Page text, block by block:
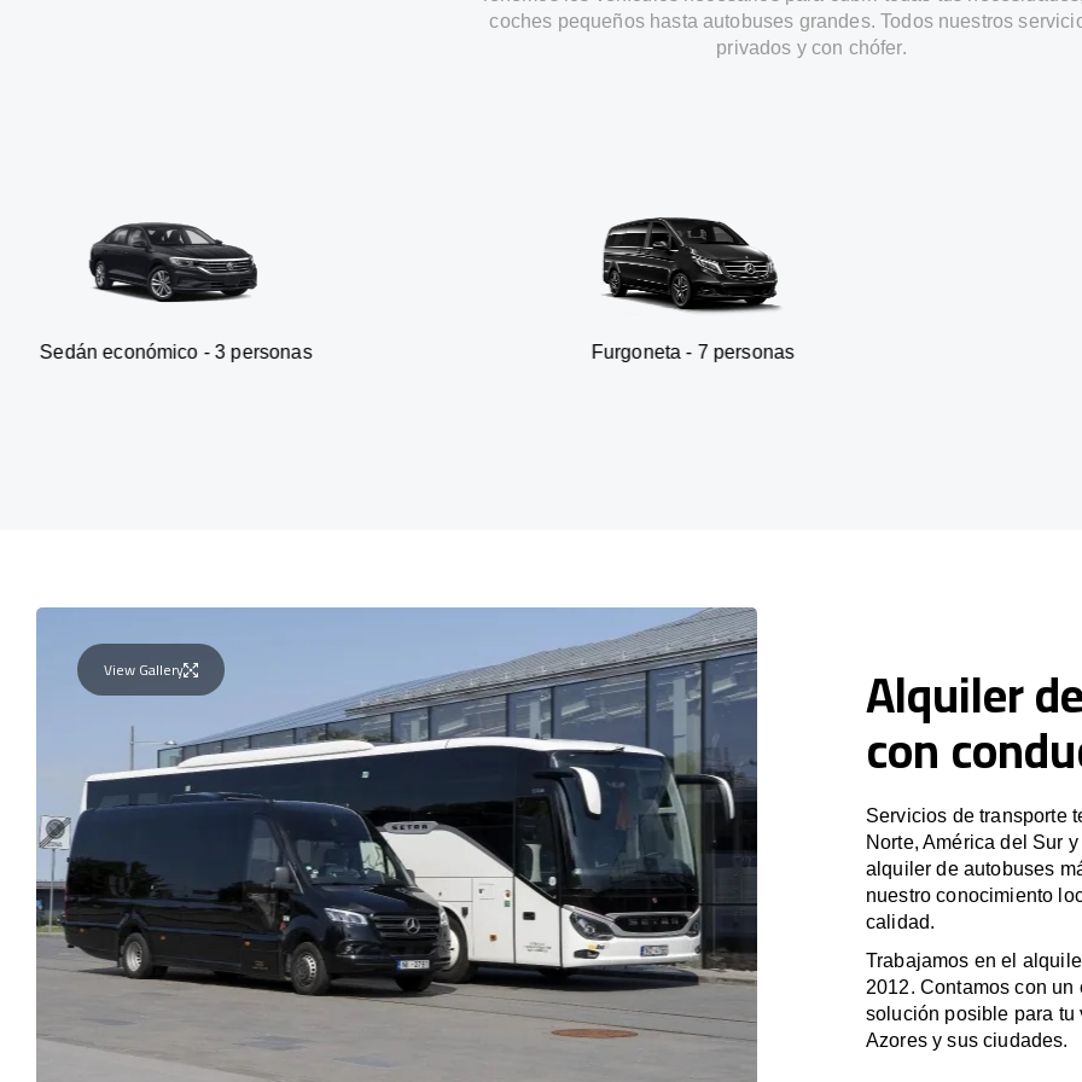
coches pequeños hasta autobuses grandes. Todos nuestros
privados y con chófer.
- 3 personas Furgoneta - 7 personas SUV - 3
View Gallery Alquiler
con
Servicios de transporte
Norte, América del Sur
alquiler de autobuses
nuestro conocimiento
calidad.
Trabajamos en el
2012. Contamos con
solución posible para tu
Azores y sus ciudades.